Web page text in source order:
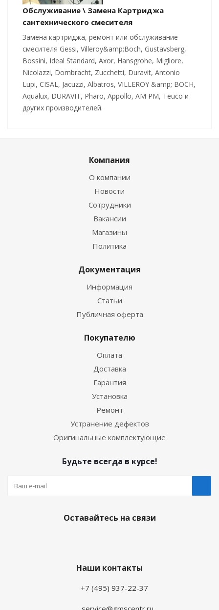
Обслуживание \ Замена Картриджа
сантехнического смесителя
Замена картриджа, ремонт или обслуживание
смесителя Gessi, Villeroy&amp;Boch, Gustavsberg,
Bossini, Ideal Standard, Axor, Hansgrohe, Migliore,
Nicolazzi, Dornbracht, Zucchetti, Duravit, Antonio
Lupi, CISAL, Jacuzzi, Albatros, VILLEROY &amp; BOCH,
Aqualux, DURAVIT, Pharo, Appollo, AM PM, Teuco и
других производителей.
Компания
О компании
Новости
Сотрудники
Вакансии
Магазины
Политика
Документация
Информация
Статьи
Публичная оферта
Покупателю
Оплата
Доставка
Гарантия
Установка
Ремонт
Устранение дефектов
Оригинальные комплектующие
Будьте всегда в курсе!
Оставайтесь на связи
Наши контакты
+7 (495) 937-22-37